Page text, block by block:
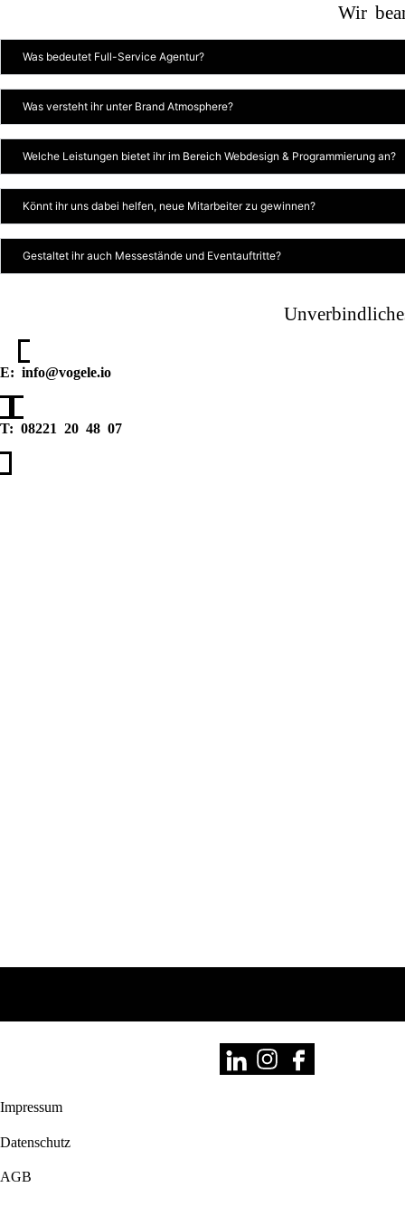
Wir
Was bedeutet Full-Service Agentur?
Was versteht ihr unter Brand Atmosphere?
Welche Leistungen bietet ihr im Bereich Webdesign & Programmierung an?
Könnt ihr uns dabei helfen, neue Mitarbeiter zu gewinnen?
Gestaltet ihr auch Messestände und Eventauftritte?
E: info@vogele.io
T: 08221 20 48 07
Impressum
Datenschutz
AGB